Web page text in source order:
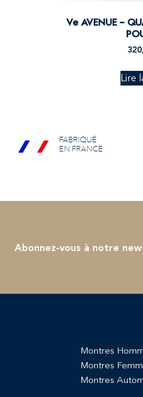
Ve AVENUE –
Lire
FABRIQUÉ
EN FRANCE
Abonnez-vous à notre
Montres
Montres
Montres